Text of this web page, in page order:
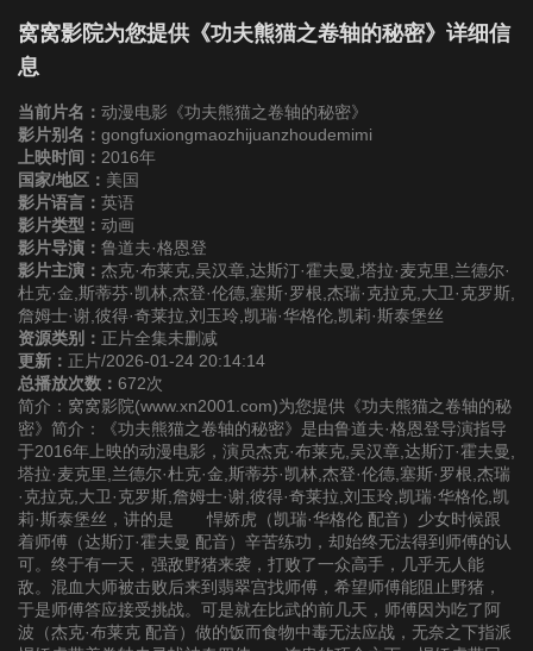
窝窝影院为您提供《功夫熊猫之卷轴的秘密》详细信
息
当前片名： 动漫电影《功夫熊猫之卷轴的秘密》
影片别名： gongfuxiongmaozhijuanzhoudemimi
上映时间： 2016年
国家/地区： 美国
影片语言： 英语
影片类型： 动画
影片导演： 鲁道夫·格恩登
影片主演： 杰克·布莱克,吴汉章,达斯汀·霍夫曼,塔拉·麦克里,兰德尔·
杜克·金,斯蒂芬·凯林,杰登·伦德,塞斯·罗根,杰瑞·克拉克,大卫·克罗斯,
詹姆士·谢,彼得·奇莱拉,刘玉玲,凯瑞·华格伦,凯莉·斯泰堡丝
资源类别： 正片全集未删减
更新： 正片/2026-01-24 20:14:14
总播放次数： 672次
简介：窝窝影院(www.xn2001.com)为您提供《功夫熊猫之卷轴的秘
密》简介：《功夫熊猫之卷轴的秘密》是由鲁道夫·格恩登导演指导
于2016年上映的动漫电影，演员杰克·布莱克,吴汉章,达斯汀·霍夫曼,
塔拉·麦克里,兰德尔·杜克·金,斯蒂芬·凯林,杰登·伦德,塞斯·罗根,杰瑞
·克拉克,大卫·克罗斯,詹姆士·谢,彼得·奇莱拉,刘玉玲,凯瑞·华格伦,凯
莉·斯泰堡丝，讲的是 悍娇虎（凯瑞·华格伦 配音）少女时候跟
着师傅（达斯汀·霍夫曼 配音）辛苦练功，却始终无法得到师傅的认
可。终于有一天，强敌野猪来袭，打败了一众高手，几乎无人能
敌。混血大师被击败后来到翡翠宫找师傅，希望师傅能阻止野猪，
于是师傅答应接受挑战。可是就在比武的前几天，师傅因为吃了阿
波（杰克·布莱克 配音）做的饭而食物中毒无法应战，无奈之下指派